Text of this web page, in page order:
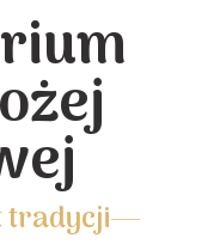
tradycji